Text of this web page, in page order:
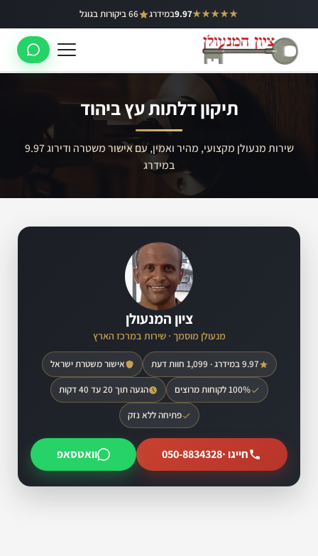
לתוכן
★★★★★
9.97במידרג 66 ביקורות בגוגל באר יעקב
ראשון לציון
רמלה
תיקון דלתות עץ ביהוד
שירות מנעולן מקצועי, מהיר ואמין, עם אישור משטרה ודירוג 9.97
במידרג
ציון המנעולן
מנעולן מוסמך · שירות במרכז הארץ
9.97 במידרג · 1,099 חוות דעת אישור משטרת ישראל
100% לקוחות מרוצים הגעה תוך 20 עד 40 דקות
פתיחה ללא נזק
חייגו ·050-8834328 וואטסאפ